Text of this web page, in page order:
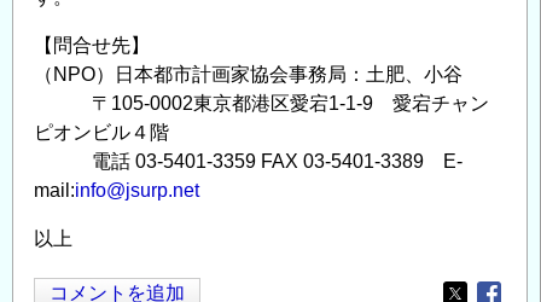
【問合せ先】
（NPO）日本都市計画家協会事務局：土肥、小谷
〒105-0002東京都港区愛宕1-1-9 愛宕チャン
ピオンビル４階
電話 03-5401-3359 FAX 03-5401-3389 E-
mail:info@jsurp.net
以上
コメントを追加